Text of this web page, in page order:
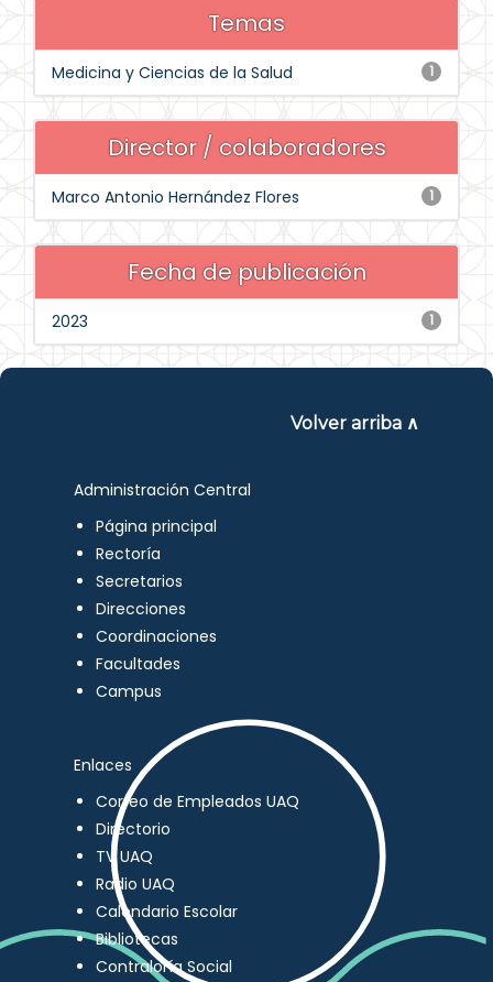
Temas
1
Medicina y Ciencias de la Salud
Director / colaboradores
1
Marco Antonio Hernández Flores
Fecha de publicación
1
2023
Volver arriba ∧
Administración Central
Página principal
Rectoría
Secretarios
Direcciones
Coordinaciones
Facultades
Campus
Enlaces
Correo de Empleados UAQ
Directorio
TV UAQ
Radio UAQ
Calendario Escolar
Bibliotecas
Contraloría Social